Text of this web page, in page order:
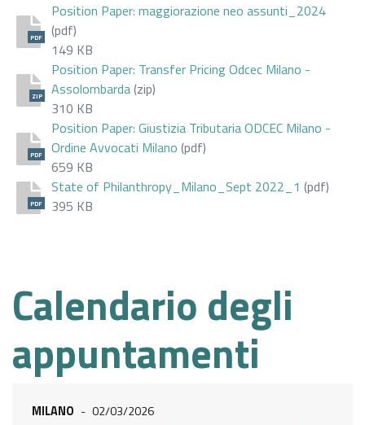
PDF
Position Paper: maggiorazione neo assunti_2024
(pdf)
149 KB
ZIP
Position Paper: Transfer Pricing Odcec Milano -
Assolombarda(zip)
310 KB
PDF
Position Paper: Giustizia Tributaria ODCEC Milano -
Ordine Avvocati Milano (pdf)
659 KB
PDF
State of Philanthropy_Milano_Sept 2022_1 (pdf)
395 KB
Calendario degli
appuntamenti
MILANO - 02/03/2026